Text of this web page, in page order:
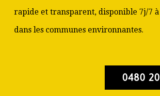
rapide et transparent, disponible 7j/7
dans les communes environnantes.
0480